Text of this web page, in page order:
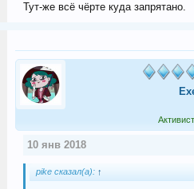
Тут-же всё чёрте куда запрятано.
10 янв 2018
pike сказал(а): ↑